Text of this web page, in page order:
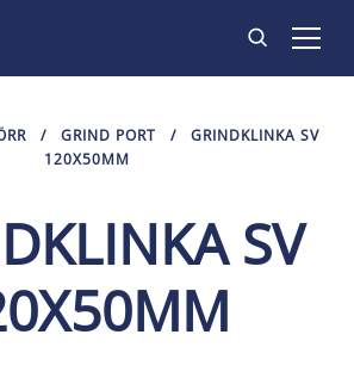
PRODUKTER
HITTA BUTIK
KONTAKT
/ GRIND PORT /
GRINDKLINKA SV
120X50MM
SV